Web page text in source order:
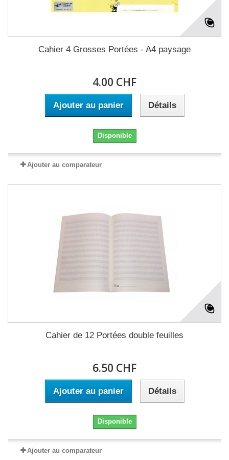
Cahier 4 Grosses Portées - A4 paysage
4.00 CHF
Ajouter au panier Détails
Disponible
Ajouter au comparateur
Cahier de 12 Portées double feuilles
6.50 CHF
Ajouter au panier Détails
Disponible
Ajouter au comparateur